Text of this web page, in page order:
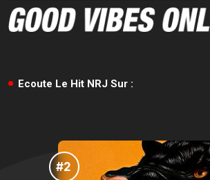
Ecoute Le Hit NRJ Sur :
#3